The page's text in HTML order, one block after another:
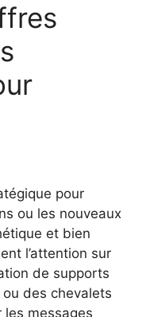
pour
ou les nouveaux
et bien
l’attention sur
de supports
des chevalets
messages